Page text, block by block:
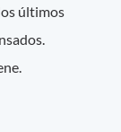
últimos